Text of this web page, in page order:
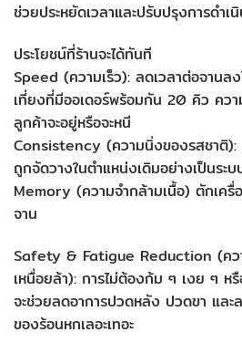
ช่วยประหยัดเวลาและปรับปรุงการดำเ
ประโยชน์ที่ร้านจะได้ทันที
Speed (ความเร็ว): ลดเวลาต่อจาน
เที่ยงที่มีออเดอร์พร้อมกัน 20 คิว ควา
ลูกค้าจะอยู่หรือจะหนี
Consistency (ความนิ่งของรสชาติ):
ถูกจัดวางในตำแหน่งเดิมอย่างเป็นระ
Memory (ความจำกล้ามเนื้อ) ตักเครื่
จาน
Safety & Fatigue Reduction (คว
เหนื่อยล้า): การไม่ต้องก้ม ๆ เงย ๆ ห
จะช่วยลดอาการปวดหลัง ปวดขา และ
ของร้อนหกเลอะเทอะ